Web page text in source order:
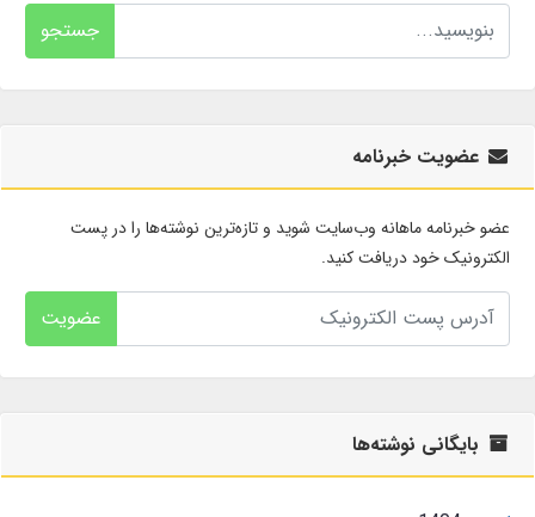
جستجو
عضویت خبرنامه
عضو خبرنامه ماهانه وب‌سایت شوید و تازه‌ترین نوشته‌ها را در پست
الکترونیک خود دریافت کنید.
عضویت
بایگانی نوشته‌ها